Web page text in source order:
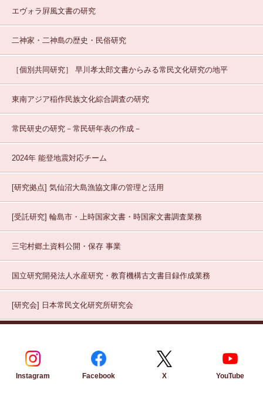
エヴォラ屛風文書の研究
二神家・二神島の歴史・民俗研究
［個別共同研究］ 早川孝太郎文書からみる常民文化研究の地平
東南アジア稲作民族文化綜合調査の研究
常民研史の研究－常民研年表の作成－
2024年 能登地震対応チーム
[研究拠点] 気仙沼大島漁協文庫の管理と活用
[受託研究] 輪島市・上時国家文書・時国家文書調査業務
三宅村郷土資料公開・保存 事業
国立研究開発法人水産研究・教育機構古文書目録作成業務
[研究会] 日本常民文化研究所研究会
Instagram Facebook X YouTube